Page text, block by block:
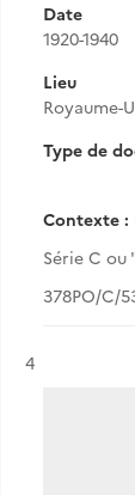
Date
1920-1940
Lieu
Royaume-
Type de
Contexte :
Série C
378PO/C/
Résultat n°
4